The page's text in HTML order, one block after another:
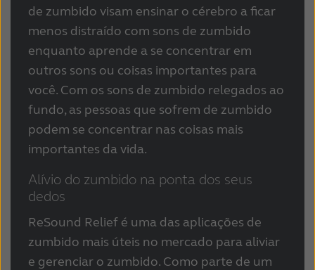
de zumbido visam ensinar o cérebro a ficar
menos distraído com sons de zumbido
enquanto aprende a se concentrar em
outros sons ou coisas importantes para
você. Com os sons de zumbido relegados ao
fundo, as pessoas que sofrem de zumbido
podem se concentrar nas coisas mais
importantes da vida.
Alívio do zumbido na ponta dos seus
dedos
ReSound Relief é uma das aplicações de
zumbido mais úteis no mercado para aliviar
e gerenciar o zumbido. Como parte de um